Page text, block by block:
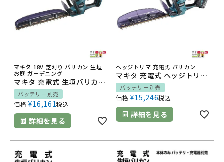
マキタ 18V 芝刈り バリカン 生垣
お庭 ガーデニング
マキタ 充電式 生垣バリカン MUH407DZ
バッテリー別売
価格 ¥16,161税込
詳細を見る
ヘッジトリマ 充電式 バリカン
マキタ 充電式 ヘッジトリマ 18V MUH367DZ 360mm バリカン 2.5kg 本体のみ バッテリ充電器別売 新・高級刃
バッテリー別売
価格 ¥15,246税込
詳細を見る